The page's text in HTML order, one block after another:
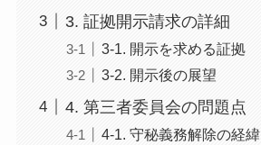
3. 証拠開示請求の詳細
3-1. 開示を求める証拠
3-2. 開示後の展望
4. 第三者委員会の問題点
4-1. 守秘義務解除の経緯